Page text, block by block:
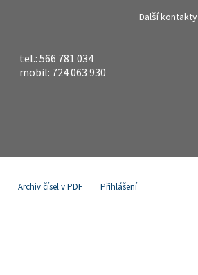
Další kontakty
tel.: 566 781 034
mobil: 724 063 930
Archiv čísel v PDF Přihlášení